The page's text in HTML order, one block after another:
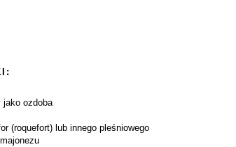
jako ozdoba
(roquefort) lub innego pleśniowego